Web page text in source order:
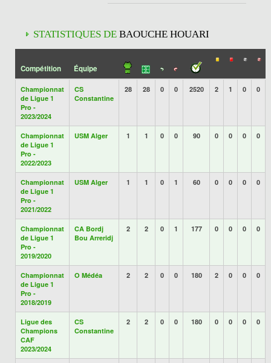
STATISTIQUES DE BAOUCHE HOUARI
Compétition Équipe
Championnat
de Ligue 1
Pro -
2023/2024
CS
Constantine
28 28 0 0 2520 2 1 0 0
Championnat
de Ligue 1
Pro -
2022/2023
USM Alger 1 1 0 0 90 0 0 0 0
Championnat
de Ligue 1
Pro -
2021/2022
USM Alger 1 1 0 1 60 0 0 0 0
Championnat
de Ligue 1
Pro -
2019/2020
CA Bordj
Bou Arreridj
2 2 0 1 177 0 0 0 0
Championnat
de Ligue 1
Pro -
2018/2019
O Médéa 2 2 0 0 180 2 0 0 0
Ligue des
Champions
CAF
2023/2024
CS
Constantine
2 2 0 0 180 0 0 0 0